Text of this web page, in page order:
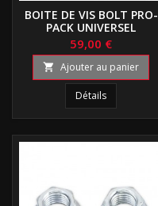
BOITE DE VIS BOLT PRO-
PACK UNIVERSEL
59,00 €
 Ajouter au panier
Détails